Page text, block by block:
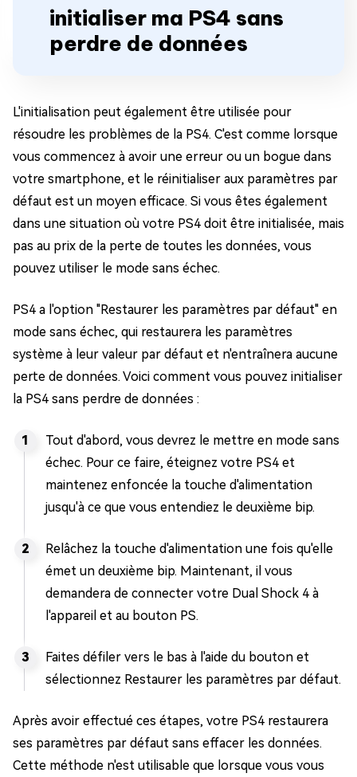
initialiser ma PS4 sans
perdre de données
L'initialisation peut également être utilisée pour
résoudre les problèmes de la PS4. C'est comme lorsque
vous commencez à avoir une erreur ou un bogue dans
votre smartphone, et le réinitialiser aux paramètres par
défaut est un moyen efficace. Si vous êtes également
dans une situation où votre PS4 doit être initialisée, mais
pas au prix de la perte de toutes les données, vous
pouvez utiliser le mode sans échec.
PS4 a l'option "Restaurer les paramètres par défaut" en
mode sans échec, qui restaurera les paramètres
système à leur valeur par défaut et n'entraînera aucune
perte de données. Voici comment vous pouvez initialiser
la PS4 sans perdre de données :
Tout d'abord, vous devrez le mettre en mode sans
échec. Pour ce faire, éteignez votre PS4 et
maintenez enfoncée la touche d'alimentation
jusqu'à ce que vous entendiez le deuxième bip.
Relâchez la touche d'alimentation une fois qu'elle
émet un deuxième bip. Maintenant, il vous
demandera de connecter votre Dual Shock 4 à
l'appareil et au bouton PS.
Faites défiler vers le bas à l'aide du bouton et
sélectionnez Restaurer les paramètres par défaut.
Après avoir effectué ces étapes, votre PS4 restaurera
ses paramètres par défaut sans effacer les données.
Cette méthode n'est utilisable que lorsque vous vous